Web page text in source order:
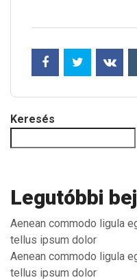
Keresés
Legutóbbi
Aenean commodo ligula
tellus ipsum dolor
Aenean commodo ligula
tellus ipsum dolor